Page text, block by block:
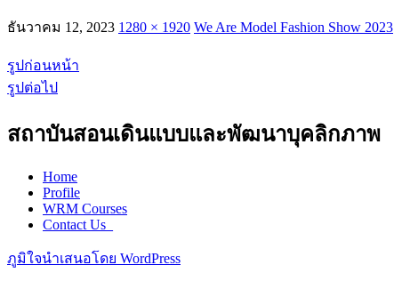
ธันวาคม 12, 2023 1280 × 1920 We Are Model Fashion Show 2023
รูปก่อนหน้า
รูปต่อไป
สถาบันสอนเดินแบบและพัฒนาบุคลิกภาพ
Home
Profile
WRM Courses
Contact Us_
ภูมิใจนำเสนอโดย WordPress